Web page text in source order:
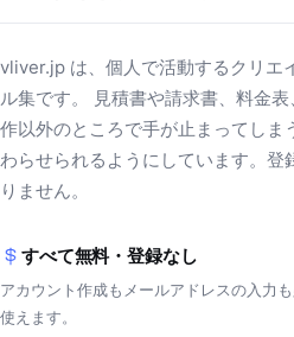
vliver.jp は、個人で活動するクリエ
ル集です。 見積書や請求書、料金
作以外のところで手が止まってしま
わらせられるようにしています。登
りません。
すべて無料・登録なし
アカウント作成もメールアドレスの入力
使えます。